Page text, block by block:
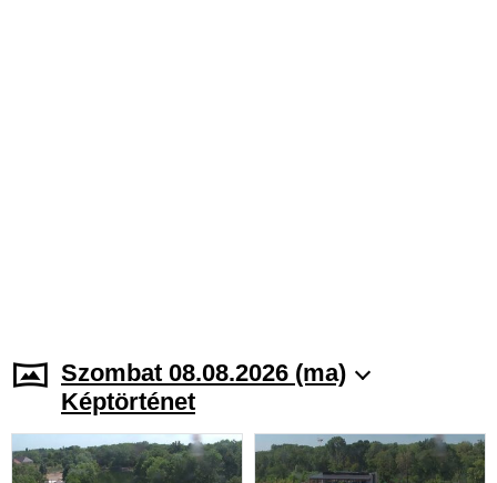
Szombat 08.08.2026 (ma)
Képtörténet